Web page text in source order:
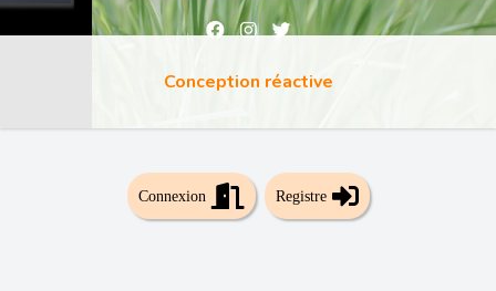
Conception réactive
Connexion Registre